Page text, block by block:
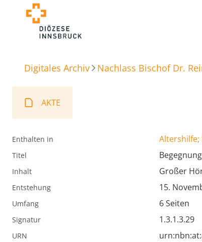
Digitales Archiv Nachlass Bischof Dr.
AKTE
Enthalten in Altershilfe;
Titel
Inhalt Großer
Entstehung 15.
Umfang 6 Seiten
Signatur 1.3.1.3.29
URN